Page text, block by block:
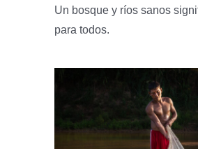
Un bosque y ríos sanos
para todos.